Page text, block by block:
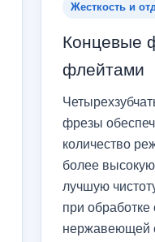
Жесткость и
Концевые
флейтами
фрезы
количество
более высокую
лучшую
при обработке
нержавеющей